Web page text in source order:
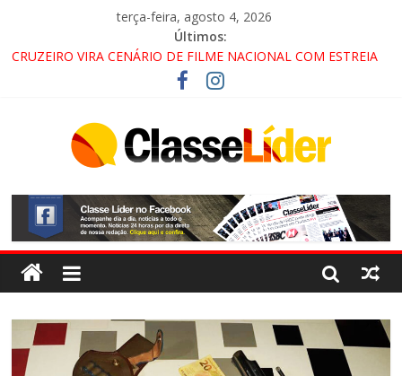
terça-feira, agosto 4, 2026
Últimos:
CRUZEIRO VIRA CENÁRIO DE FILME NACIONAL COM ESTREIA
PROMOTOR DO GAECO
ACESSO À APARECIDA NA DUTRA SERÁ BLOQUEADO NO FIM
ALTERNATIVAS
LORENA, PINDAMONHANGABA E QUELUZ NA RETA FINAL
PELA FÁBRICA DA COCA-COLA!